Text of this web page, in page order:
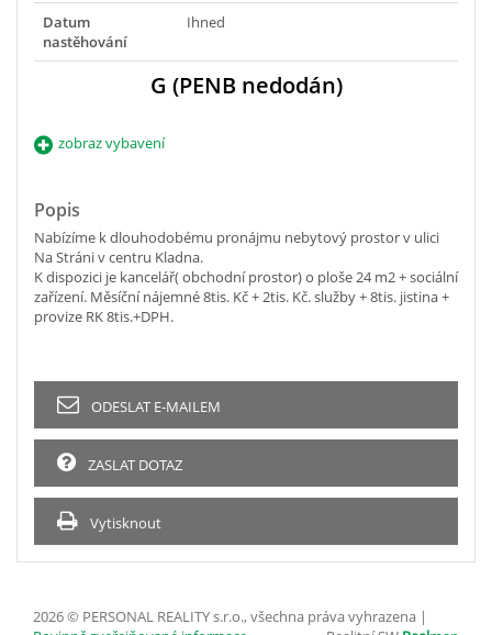
Datum
nastěhování
Ihned
G (PENB nedodán)
zobraz vybavení
Popis
Nabízíme k dlouhodobému pronájmu nebytový prostor v ulici
Na Stráni v centru Kladna.
K dispozici je kancelář( obchodní prostor) o ploše 24 m2 + sociální
zařízení. Měsíční nájemné 8tis. Kč + 2tis. Kč. služby + 8tis. jistina +
provize RK 8tis.+DPH.
ODESLAT E-MAILEM
ZASLAT DOTAZ
Vytisknout
2026 © PERSONAL REALITY s.r.o., všechna práva vyhrazena |